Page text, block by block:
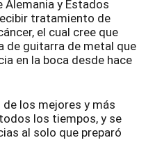
Alemania y Estados
tratamiento de
el cual cree que
de guitarra de metal que
en la boca desde hace
los mejores y más
los tiempos, y se
al solo que preparó